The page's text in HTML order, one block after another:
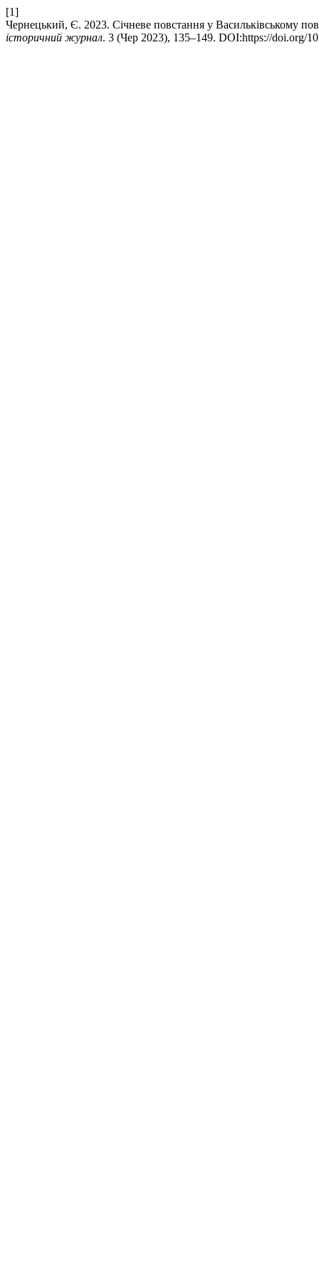
[1]
Чернецький, Є. 2023. Січневе повстання у Васильківському
історичний журнал. 3 (Чер 2023), 135–149. DOI:https://doi.org/